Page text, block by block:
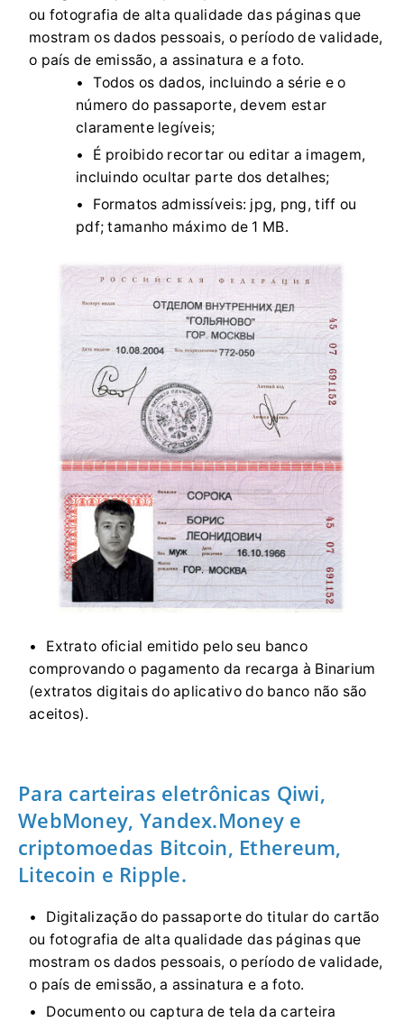
ou fotografia de alta qualidade das páginas que
mostram os dados pessoais, o período de validade,
o país de emissão, a assinatura e a foto.
Todos os dados, incluindo a série e o
número do passaporte, devem estar
claramente legíveis;
É proibido recortar ou editar a imagem,
incluindo ocultar parte dos detalhes;
Formatos admissíveis: jpg, png, tiff ou
pdf; tamanho máximo de 1 MB.
Extrato oficial emitido pelo seu banco
comprovando o pagamento da recarga à Binarium
(extratos digitais do aplicativo do banco não são
aceitos).
Para carteiras eletrônicas Qiwi,
WebMoney, Yandex.Money e
criptomoedas Bitcoin, Ethereum,
Litecoin e Ripple.
Digitalização do passaporte do titular do cartão
ou fotografia de alta qualidade das páginas que
mostram os dados pessoais, o período de validade,
o país de emissão, a assinatura e a foto.
Documento ou captura de tela da carteira